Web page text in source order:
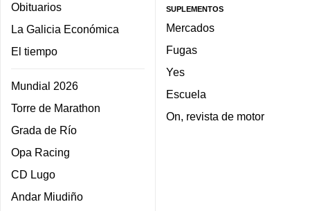
Obituarios
La Galicia Económica
El tiempo
Mundial 2026
Torre de Marathon
Grada de Río
Opa Racing
CD Lugo
Andar Miudiño
SUPLEMENTOS
Mercados
Fugas
Yes
Escuela
On, revista de motor